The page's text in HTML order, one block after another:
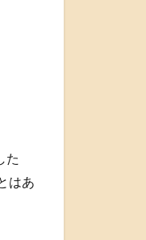
た
はあ